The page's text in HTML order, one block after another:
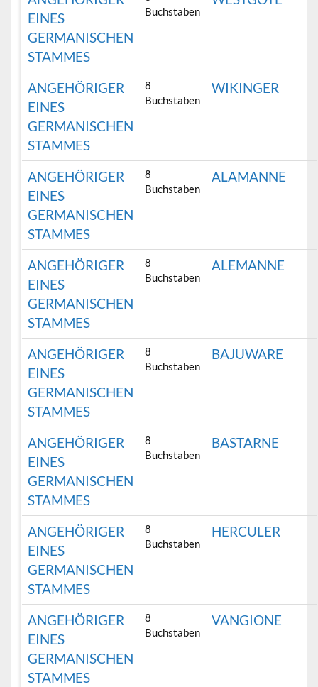
EINES
GERMANISCHEN
STAMMES
Buchstaben
ANGEHÖRIGER
EINES
GERMANISCHEN
STAMMES
8
Buchstaben
WIKINGER
ANGEHÖRIGER
EINES
GERMANISCHEN
STAMMES
8
Buchstaben
ALAMANNE
ANGEHÖRIGER
EINES
GERMANISCHEN
STAMMES
8
Buchstaben
ALEMANNE
ANGEHÖRIGER
EINES
GERMANISCHEN
STAMMES
8
Buchstaben
BAJUWARE
ANGEHÖRIGER
EINES
GERMANISCHEN
STAMMES
8
Buchstaben
BASTARNE
ANGEHÖRIGER
EINES
GERMANISCHEN
STAMMES
8
Buchstaben
HERCULER
ANGEHÖRIGER
EINES
GERMANISCHEN
STAMMES
8
Buchstaben
VANGIONE